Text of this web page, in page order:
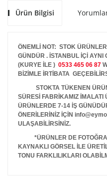
Ürün Bilgisi
ÖNEMLİ NOT: STOK
GÜNDÜR . İSTANBUL İÇİ AYNI
(KURYE İLE ) 0533 465 06 87
BİZİMLE İRTİBATA
STOKTA TÜKENEN
SÜRESİ FABRİKAMIZ İMALATI
ÜRÜNLERDE 7-14 İŞ
ÖNERİLERİNİZ İÇİN
ULAŞABİLİRSİNİZ.
*ÜRÜNLER DE
KAYNAKLI GÖRSEL İLE
TONU FARKLILIKLARI